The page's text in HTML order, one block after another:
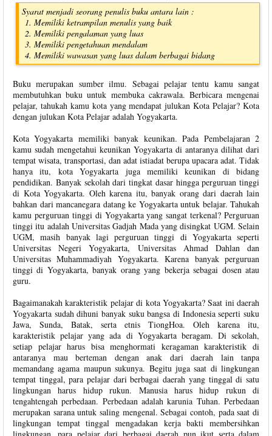
Syarat menjadi seorang penulis buku antara lain :
Memiliki ketrampilan menulis yang baik
Memiliki pengalaman yang luas
Memiliki pengetahuan mendalam
Memiliki wawasan yang luas dalam berbagai bidang
Buku merupakan sumber ilmu. Sebagai pelajar tentu kamu sangat
membutuhkan buku untuk membuka cakrawala. Berbicara mengenai
pelajar, tahukah kamu kota yang mendapat julukan Kota Pelajar? Kota
dengan julukan Kota Pelajar adalah Yogyakarta.
Kota Yogyakarta memiliki banyak keunikan. Pada Pembelajaran 2
kamu sudah mengetahui keunikan Yogyakarta di antaranya dilihat dari
tempat wisata, transportasi, dan adat istiadat berupa upacara adat. Tidak
hanya itu, kota Yogyakarta juga memiliki keunikan di bidang
pendidikan. Banyak sekolah dari tingkat dasar hingga perguruan tinggi
di Kota Yogyakarta. Oleh karena itu, banyak orang dari daerah lain
bahkan dari mancanegara datang ke Yogyakarta untuk belajar. Tahukah
kamu perguruan tinggi di Yogyakarta yang sangat terkenal? Perguruan
tinggi itu adalah Universitas Gadjah Mada yang disingkat UGM. Selain
UGM, masih banyak lagi perguruan tinggi di Yogyakarta seperti
Universitas Negeri Yogyakarta, Universitas Ahmad Dahlan dan
Universitas Muhammadiyah Yogyakarta. Karena banyak perguruan
tinggi di Yogyakarta, banyak orang yang bekerja sebagai dosen atau
guru.
Bagaimanakah karakteristik pelajar di kota Yogyakarta? Saat ini daerah
Yogyakarta sudah dihuni banyak suku bangsa di Indonesia seperti suku
Jawa, Sunda, Batak, serta etnis TiongHoa. Oleh karena itu,
karakteristik pelajar yang ada di Yogyakarta beragam. Di sekolah,
setiap pelajar harus bisa menghormati keragaman karakteristik di
antaranya mau berteman dengan anak dari daerah lain tanpa
memandang agama maupun sukunya. Begitu juga saat di lingkungan
tempat tinggal, para pelajar dari berbagai daerah yang tinggal di satu
lingkungan harus hidup rukun. Manusia harus hidup rukun di
tengahtengah perbedaan. Perbedaan adalah karunia Tuhan. Perbedaan
merupakan sarana untuk saling mengenal. Sebagai contoh, pada saat di
lingkungan tempat tinggal mengadakan kerja bakti membersihkan
lingkungan, para pelajar dari berbagai daerah pun ikut serta dalam